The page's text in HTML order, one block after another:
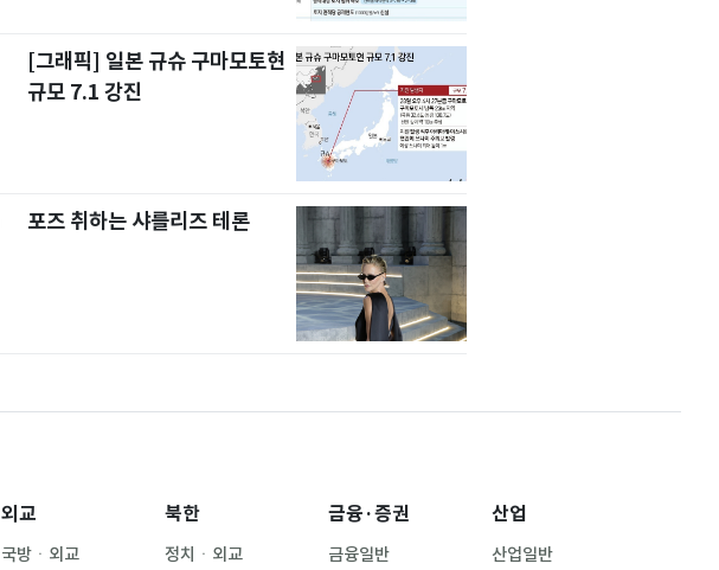
[그래픽] 일본 규슈 구마모토현
규모 7.1 강진
포즈 취하는 샤를리즈 테론
외교
국방ㆍ외교
북한
정치ㆍ외교
금융·증권
금융일반
산업
산업일반